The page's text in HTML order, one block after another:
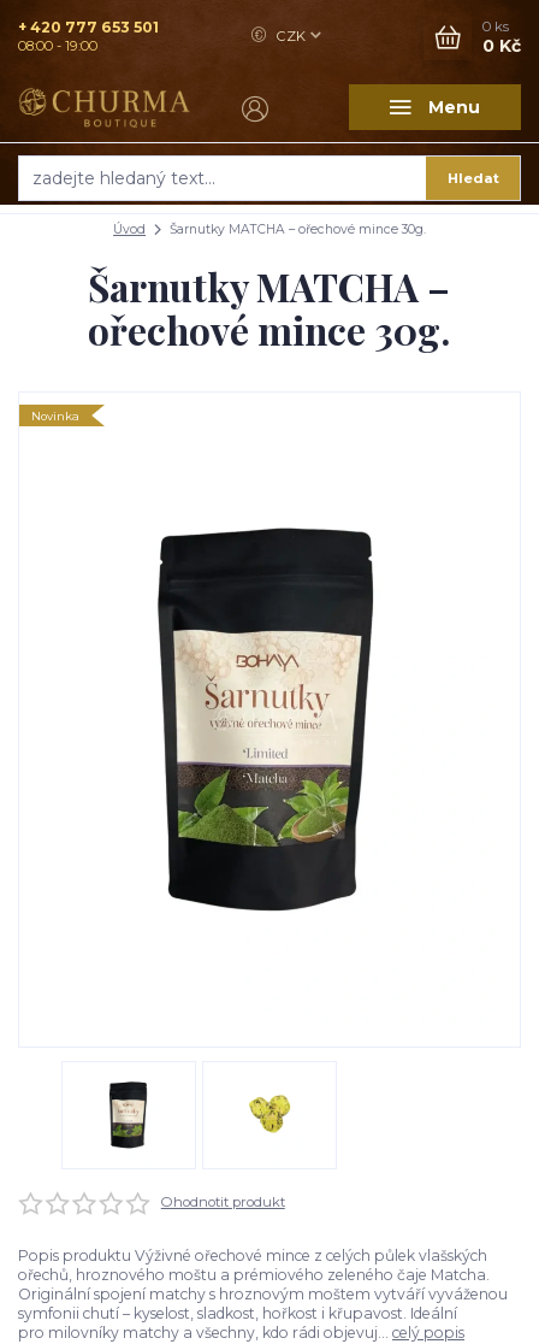
Menu
CZK
Hledat
+ 420 777 653 501
08:00 - 19:00
0 ks
0 Kč
Úvod Šarnutky MATCHA – ořechové mince 30g.
Šarnutky MATCHA –
ořechové mince 30g.
Novinka
Ohodnotit produkt
Popis produktu Výživné ořechové mince z celých půlek vlašských
ořechů, hroznového moštu a prémiového zeleného čaje Matcha.
Originální spojení matchy s hroznovým moštem vytváří vyváženou
symfonii chutí – kyselost, sladkost, hořkost i křupavost. Ideální
pro milovníky matchy a všechny, kdo rádi objevuj... celý popis